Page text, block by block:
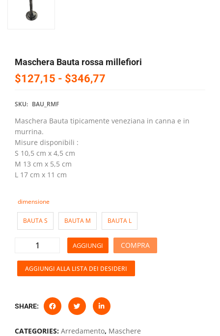
Maschera Bauta rossa millefiori
$127,15 - $346,77
SKU: BAU_RMF
Maschera Bauta tipicamente veneziana in canna e in
murrina.
Misure disponibili :
S 10,5 cm x 4,5 cm
M 13 cm x 5,5 cm
L 17 cm x 11 cm
dimensione
BAUTA S BAUTA M BAUTA L
AGGIUNGI COMPRA
AGGIUNGI ALLA LISTA DEI DESIDERI
SHARE:
CATEGORIES: Arredamento, Maschere